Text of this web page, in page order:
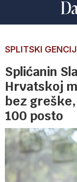
SPLITSKI
Splićanin
Hrvatskoj
bez
100 posto